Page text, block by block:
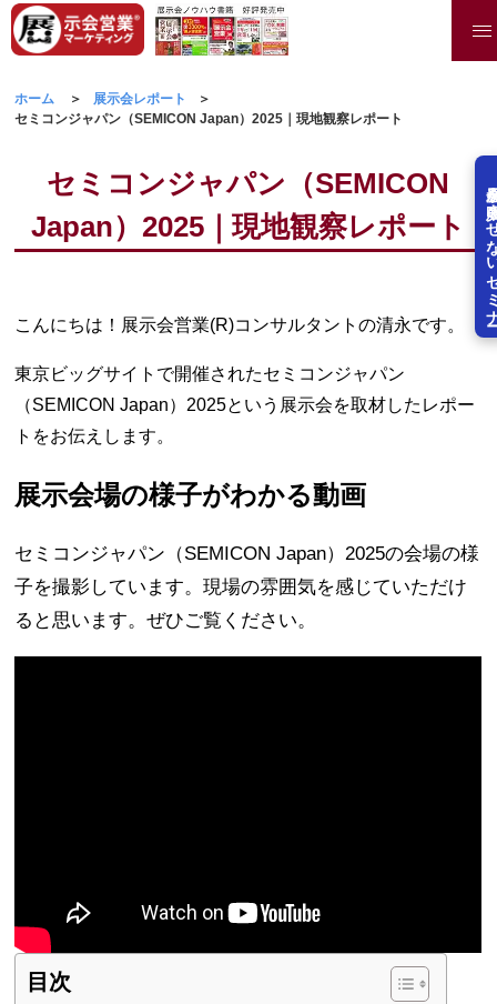
展示会を失
ホーム
展示会レポート
セミコンジャパン（SEMICON Japan）2025｜現地観察レポート
セミコンジャパン（SEMICON
Japan）2025｜現地観察レポート
こんにちは！展示会営業(R)コンサルタントの清永です。
東京ビッグサイトで開催されたセミコンジャパン
（SEMICON Japan）2025という展示会を取材したレポー
トをお伝えします。
展示会場の様子がわかる動画
セミコンジャパン（SEMICON Japan）2025の会場の様
子を撮影しています。現場の雰囲気を感じていただけ
ると思います。ぜひご覧ください。
目次